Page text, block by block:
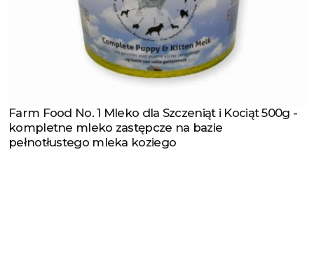
Zobacz produkt
Farm Food No. 1 Mleko dla Szczeniąt i Kociąt 500g -
kompletne mleko zastępcze na bazie
pełnotłustego mleka koziego